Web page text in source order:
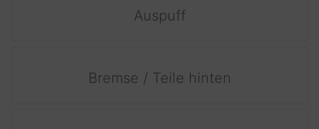
Auspuff
Bremse / Teile hinten